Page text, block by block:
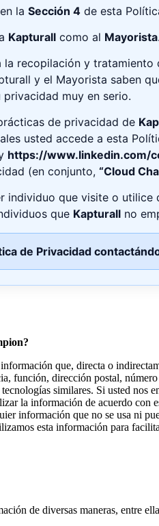
la Sección 4 de esta
Kapturall como al Mayorista.
recopilación y
y el Mayorista saben
muy en serio.
de privacidad de
usted accede a esta
https://www.linkedin.com/
(en conjunto, “Cloud
individuo que visite o utilice
que Kapturall no
de Privacidad
que, directa o
función, dirección postal,
similares. Si usted
la información de acuerdo con
información que no se usa ni
esta información para
de diversas maneras, entre